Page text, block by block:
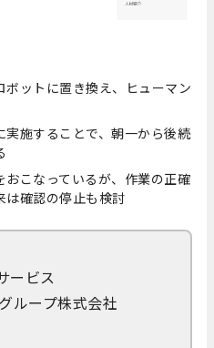
ットに置き換え、ヒューマン
実施することで、朝一から後続
おこなっているが、作業の正確
は確認の停止も検討
ービス
ループ株式会社